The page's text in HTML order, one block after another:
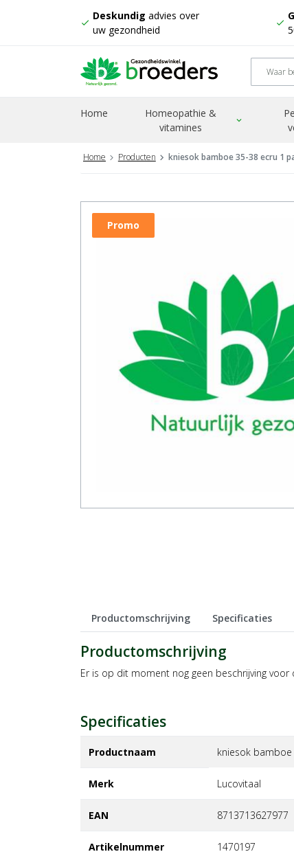
check
Deskundig advies over
uw gezondheid
check
Home
Homeopathie &
vitamines
expand_more
Home Producten kniesok bamboe 35-38 ecru 1
Promo
Productomschrijving Specificaties
Productomschrijving
Er is op dit moment nog geen beschrijving
Specificaties
Productnaam kniesok
Merk lucovitaal
EAN 8713713627977
Artikelnummer 1470197